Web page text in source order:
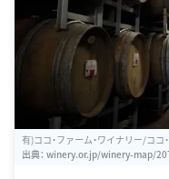
有)ココ・ファーム・ワイナリー/ココ
出典： winery.or.jp/winery-map/